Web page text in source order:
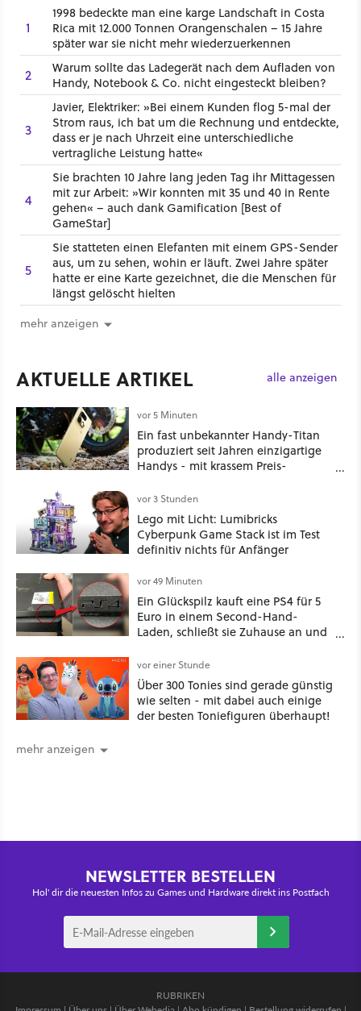
1
1998 bedeckte man eine karge Landschaft in Costa
Rica mit 12.000 Tonnen Orangenschalen – 15 Jahre
später war sie nicht mehr wiederzuerkennen
2
Warum sollte das Ladegerät nach dem Aufladen von
Handy, Notebook & Co. nicht eingesteckt bleiben?
3
Javier, Elektriker: »Bei einem Kunden flog 5-mal der
Strom raus, ich bat um die Rechnung und entdeckte,
dass er je nach Uhrzeit eine unterschiedliche
vertragliche Leistung hatte«
4
Sie brachten 10 Jahre lang jeden Tag ihr Mittagessen
mit zur Arbeit: »Wir konnten mit 35 und 40 in Rente
gehen« – auch dank Gamification [Best of
GameStar]
5
Sie statteten einen Elefanten mit einem GPS-Sender
aus, um zu sehen, wohin er läuft. Zwei Jahre später
hatte er eine Karte gezeichnet, die die Menschen für
längst gelöscht hielten
mehr anzeigen
AKTUELLE ARTIKEL alle anzeigen
vor 5 Minuten
Ein fast unbekannter Handy-Titan
produziert seit Jahren einzigartige
Handys - mit krassem Preis-
vor 3 Stunden
Lego mit Licht: Lumibricks
Cyberpunk Game Stack ist im Test
definitiv nichts für Anfänger
vor 49 Minuten
Ein Glückspilz kauft eine PS4 für 5
Euro in einem Second-Hand-
Laden, schließt sie Zuhause an und
funktionierende PlayStation [Best of
GameStar]
vor einer Stunde
Über 300 Tonies sind gerade günstig
wie selten - mit dabei auch einige
der besten Toniefiguren überhaupt!
mehr anzeigen
NEWSLETTER BESTELLEN
Hol' dir die neuesten Infos zu Games und Hardware direkt ins Postfach
RUBRIKEN